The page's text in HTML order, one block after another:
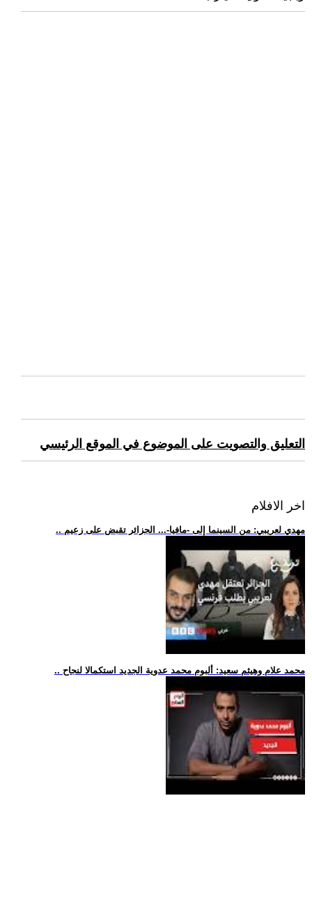
التعليق والتصويت على الموضوع في الموقع الرئيسي
اخر الافلام
.. مهدي لعريبي: من السينما إلى -مافيا-... الجزائر تقبض على زعيم
.. محمد علام وهيثم سعيد: ألبوم محمد عدوية الجديد استكمالا لنجاح